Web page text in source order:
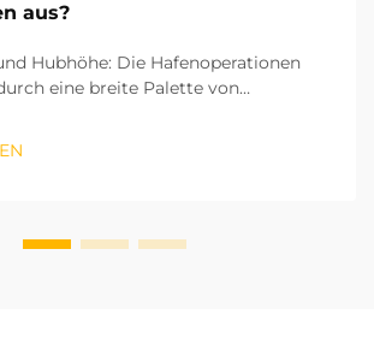
aus?
Hubhöhe: Die Hafenoperationen
eine breite Palette von
erste entscheidende Faktor bei der